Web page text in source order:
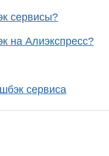
сервисы?
на Алиэкспресс?
сервиса